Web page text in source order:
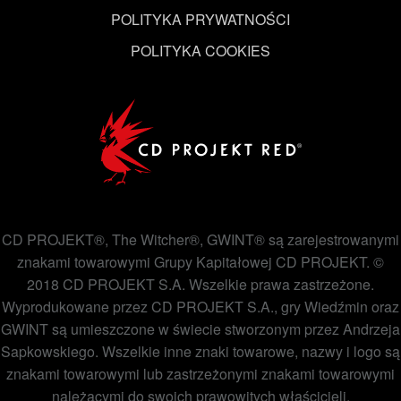
POLITYKA PRYWATNOŚCI
POLITYKA COOKIES
CD PROJEKT®, The Witcher®, GWINT® są zarejestrowanymi
znakami towarowymi Grupy Kapitałowej CD PROJEKT. ©
2018 CD PROJEKT S.A. Wszelkie prawa zastrzeżone.
Wyprodukowane przez CD PROJEKT S.A., gry Wiedźmin oraz
GWINT są umieszczone w świecie stworzonym przez Andrzeja
Sapkowskiego. Wszelkie inne znaki towarowe, nazwy i logo są
znakami towarowymi lub zastrzeżonymi znakami towarowymi
należącymi do swoich prawowitych właścicieli.